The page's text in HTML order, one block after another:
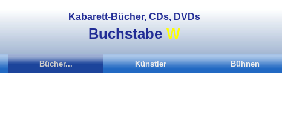
Kabarett-Bücher, CDs, DVDs
Buchstabe W
Bücher... Künstler Bühnen